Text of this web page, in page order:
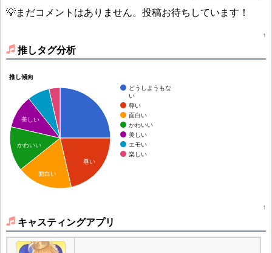
💡まだコメントはありません。投稿お待ちしています！
↑
推しタグ分析
推し傾向
どうしようもな
い
尊い
面白い
かわいい
美しい
エモい
楽しい
尊い
美しい
かわいい
面白い
↑
キャスティングアプリ